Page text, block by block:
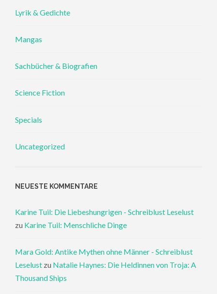
Lyrik & Gedichte
Mangas
Sachbücher & Biografien
Science Fiction
Specials
Uncategorized
NEUESTE KOMMENTARE
Karine Tuil: Die Liebeshungrigen - Schreiblust Leselust
zu Karine Tuil: Menschliche Dinge
Mara Gold: Antike Mythen ohne Männer - Schreiblust
Leselust zu Natalie Haynes: Die Heldinnen von Troja: A
Thousand Ships